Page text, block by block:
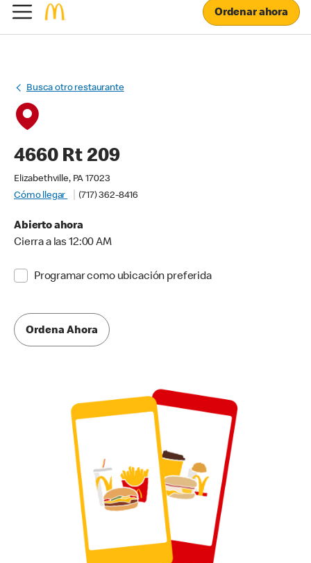
Ordenar ahora
Busca otro restaurante
4660 Rt 209
Elizabethville, PA 17023
Cómo llegar
(717) 362-8416
Abierto ahora
Cierra a las 12:00 AM
Programar como ubicación preferida
Ordena Ahora